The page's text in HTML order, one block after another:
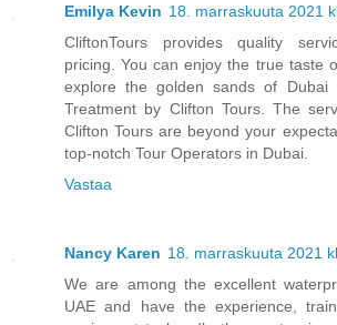
Emilya Kevin 18. marraskuuta 2021
CliftonTours provides quality
pricing. You can enjoy the true taste
explore the golden sands of Dubai
Treatment by Clifton Tours. The
Clifton Tours are beyond your
top-notch Tour Operators in Dubai.
Vastaa
Nancy Karen 18. marraskuuta 2021
We are among the excellent
UAE and have the experience,